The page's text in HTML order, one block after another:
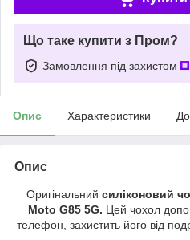
Що таке купити з Пром?
Замовлення під захистом
Опис Характеристики
Опис
Оригінальний силіконовий
Moto G85 5G. Цей чохол
телефон, захистить його від